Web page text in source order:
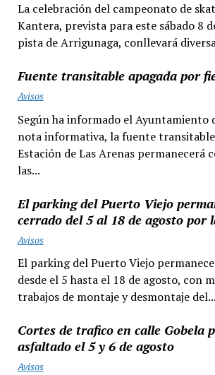
La celebración del campeonato de
Kantera, prevista para este sábado 8
pista de Arrigunaga, conllevará
Fuente transitable apagada por
Avisos
Según ha informado el Ayuntamiento
nota informativa, la fuente
Estación de Las Arenas permanecerá
las...
El parking del Puerto Viejo
cerrado del 5 al 18 de agosto por
Avisos
El parking del Puerto Viejo
desde el 5 hasta el 18 de agosto, con
trabajos de montaje y desmontaje del...
Cortes de trafico en calle Gobela
asfaltado el 5 y 6 de agosto
Avisos